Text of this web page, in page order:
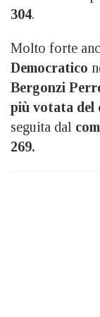
304.
Molto forte
Democratico
Bergonzi
più votata del
seguita dal
269.